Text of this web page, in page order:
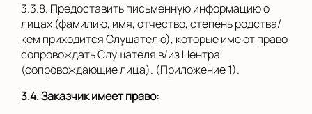
3.3.8. Предоставить письменную информацию о
лицах (фамилию, имя, отчество, степень родства/
кем приходится Слушателю), которые имеют право
сопровождать Слушателя в/из Центра
(сопровождающие лица). (Приложение 1).
3.4. Заказчик имеет право: